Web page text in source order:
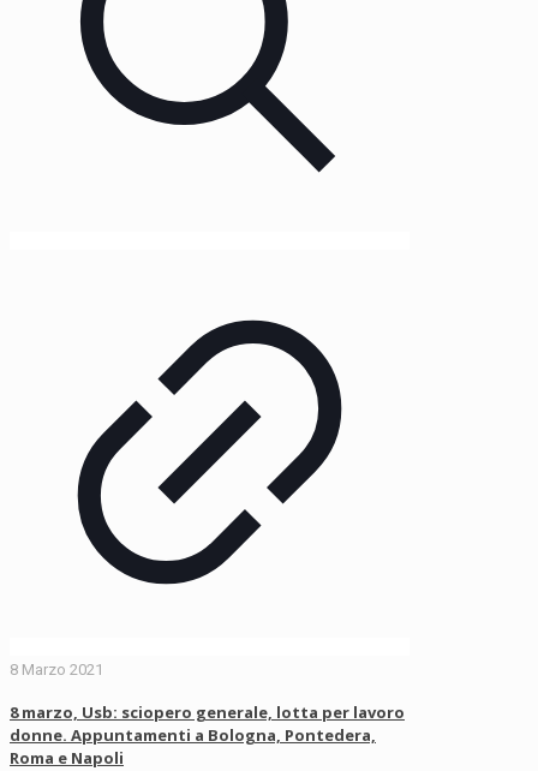
8 Marzo 2021
8 marzo, Usb: sciopero generale, lotta per lavoro
donne. Appuntamenti a Bologna, Pontedera,
Roma e Napoli